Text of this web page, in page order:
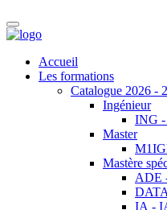
Accueil
Les formations
Catalogue 2026 -
Ingénieur
ING -
Master
Mastère
ADE
IA -